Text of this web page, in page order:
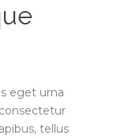
eget urna
tellus